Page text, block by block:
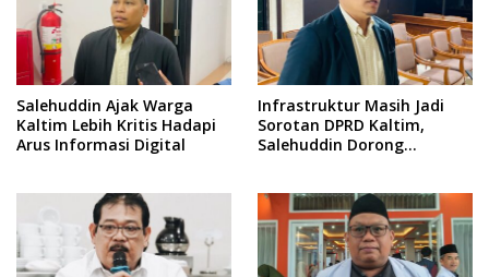
Salehuddin Ajak Warga
Kaltim Lebih Kritis Hadapi
Arus Informasi Digital
Infrastruktur Masih Jadi
Sorotan DPRD Kaltim,
Salehuddin Dorong